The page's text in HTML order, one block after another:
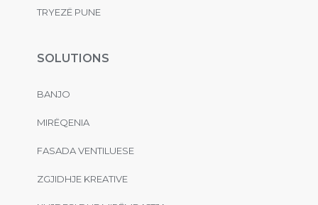
TRYEZË PUNE
SOLUTIONS
BANJO
MIRËQENIA
FASADA VENTILUESE
ZGJIDHJE KREATIVE